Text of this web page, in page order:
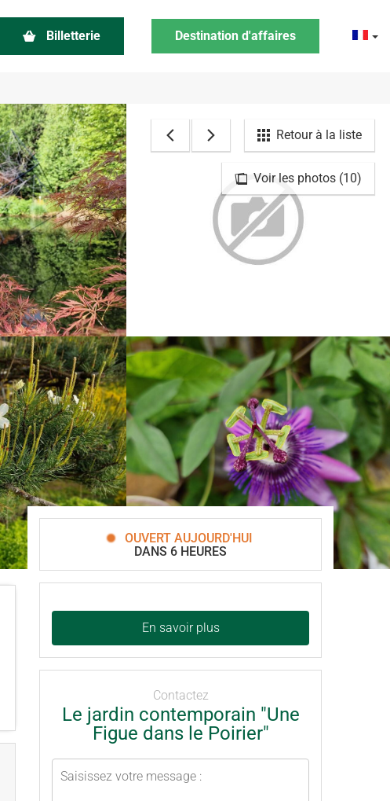
Billetterie Destination d'affaires
Voir les photos (10)
Retour à la liste
OUVERT AUJOURD'HUI
DANS 6 HEURES
En savoir plus
Contactez
Le jardin contemporain "Une
Figue dans le Poirier"